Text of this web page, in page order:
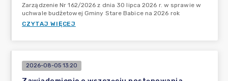
Zarządzenie Nr 162/2026 z dnia 30 lipca 2026 r. w sprawie w
uchwale budżetowej Gminy Stare Babice na 2026 rok
CZYTAJ WIĘCEJ
2026-08-05 13:20